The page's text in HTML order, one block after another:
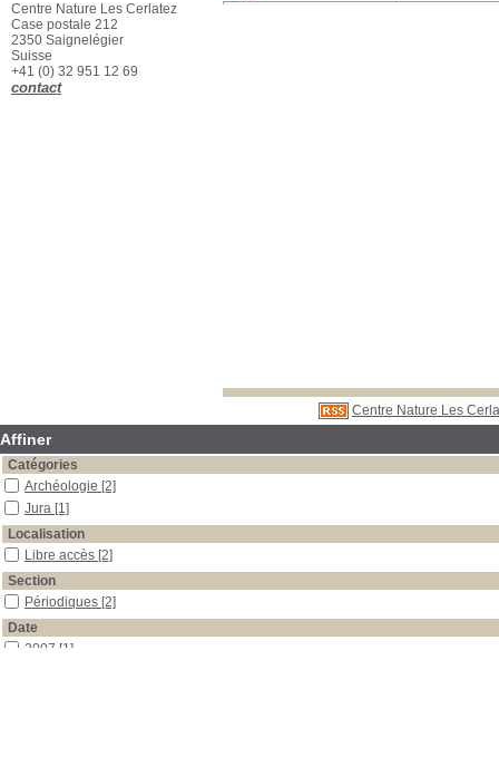
Centre Nature Les
Centre Nature Les Cerlatez
Case postale 212
2350 Saignelégier
Suisse
+41 (0) 32 951 12 69
contact
Affiner
Catégories
Archéologie [2]
Jura [1]
Localisation
Libre accès [2]
Section
Périodiques [2]
Date
2007 [1]